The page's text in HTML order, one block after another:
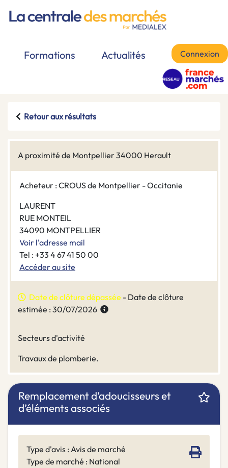
Formations Actualités Connexion
Retour aux résultats
A proximité de Montpellier 34000 Herault
Acheteur : CROUS de Montpellier - Occitanie
LAURENT
RUE MONTEIL
34090 MONTPELLIER
Voir l'adresse mail
Tel : +33 4 67 41 50 00
Accéder au site
Date de clôture dépassée - Date de clôture
estimée : 30/07/2026
Secteurs d'activité
Travaux de plomberie.
Remplacement d’adoucisseurs et
d’éléments associés
Type d'avis : Avis de marché
Type de marché : National